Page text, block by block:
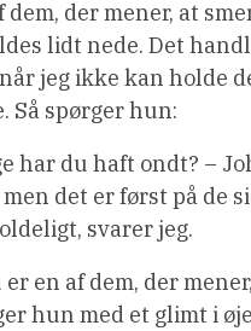
dem, der mener, at
lidt nede. Det
jeg ikke kan holde
Så spørger hun:
har du haft ondt? –
det er først på de
svarer jeg.
er en af dem, der
hun med et glimt i